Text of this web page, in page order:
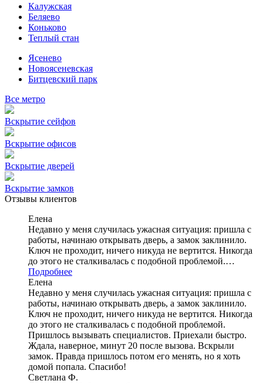
Калужская
Беляево
Коньково
Теплый стан
Ясенево
Новоясеневская
Битцевский парк
Все метро
Вскрытие сейфов
Вскрытие офисов
Вскрытие дверей
Вскрытие замков
Отзывы клиентов
Елена
Недавно у меня случилась ужасная ситуация: пришла с
работы, начинаю открывать дверь, а замок заклинило.
Ключ не проходит, ничего никуда не вертится. Никогда
до этого не сталкивалась с подобной проблемой.…
Подробнее
Елена
Недавно у меня случилась ужасная ситуация: пришла с
работы, начинаю открывать дверь, а замок заклинило.
Ключ не проходит, ничего никуда не вертится. Никогда
до этого не сталкивалась с подобной проблемой.
Пришлось вызывать специалистов. Приехали быстро.
Ждала, наверное, минут 20 после вызова. Вскрыли
замок. Правда пришлось потом его менять, но я хоть
домой попала. Спасибо!
Светлана Ф.